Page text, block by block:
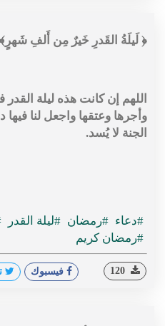
‏﴿ لَيلَةُ القَدرِ خَيرٌ مِن أَلفِ شَهرٍ﴾
‏اللهم إن كانت هذه ليلة القدر
وأجرها وعتقها واجعل لنا فيها
الجنة لا يُسد.
#دعاء #رمضان #ليلة القدر
#رمضان كريم
فيسبوك